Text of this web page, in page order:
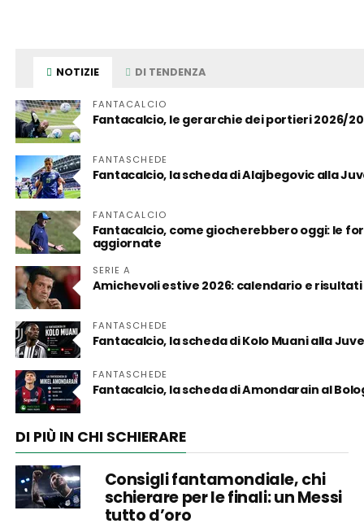
NOTIZIE DI TENDENZA
FANTACALCIO
Fantacalcio, le gerarchie dei portieri 2026/
FANTASCHEDE
Fantacalcio, la scheda di Alajbegovic alla
FANTACALCIO
Fantacalcio, come giocherebbero oggi: le
aggiornate
SERIE A
Amichevoli estive 2026: calendario e risultati
FANTASCHEDE
Fantacalcio, la scheda di Kolo Muani alla
FANTASCHEDE
Fantacalcio, la scheda di Amondarain al
DI PIÙ IN CHI SCHIERARE
Consigli fantamondiale, chi
schierare per le finali: un Messi
tutto d’oro